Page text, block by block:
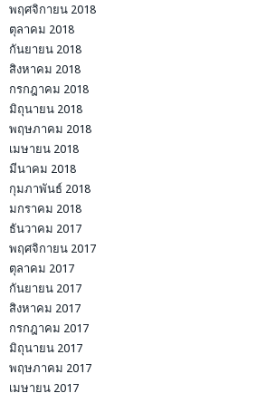
พฤศจิกายน 2018
ตุลาคม 2018
กันยายน 2018
สิงหาคม 2018
กรกฎาคม 2018
มิถุนายน 2018
พฤษภาคม 2018
เมษายน 2018
มีนาคม 2018
กุมภาพันธ์ 2018
มกราคม 2018
ธันวาคม 2017
พฤศจิกายน 2017
ตุลาคม 2017
กันยายน 2017
สิงหาคม 2017
กรกฎาคม 2017
มิถุนายน 2017
พฤษภาคม 2017
เมษายน 2017